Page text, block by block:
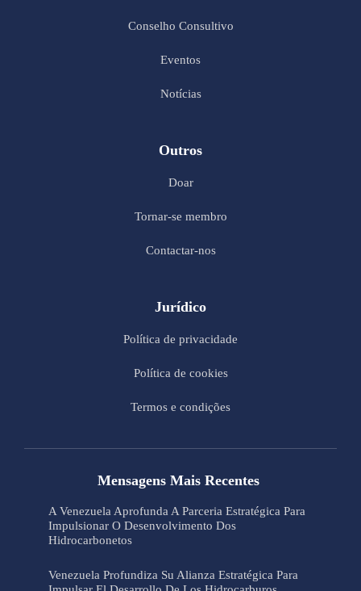
Conselho Consultivo
Eventos
Notícias
Outros
Doar
Tornar-se membro
Contactar-nos
Jurídico
Política de privacidade
Política de cookies
Termos e condições
Mensagens Mais Recentes
A Venezuela Aprofunda A Parceria Estratégica Para
Impulsionar O Desenvolvimento Dos
Hidrocarbonetos
Venezuela Profundiza Su Alianza Estratégica Para